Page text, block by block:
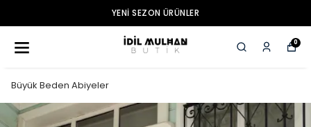
YENI SEZON ÜRÜNLER
0
Büyük Beden Abiyeler